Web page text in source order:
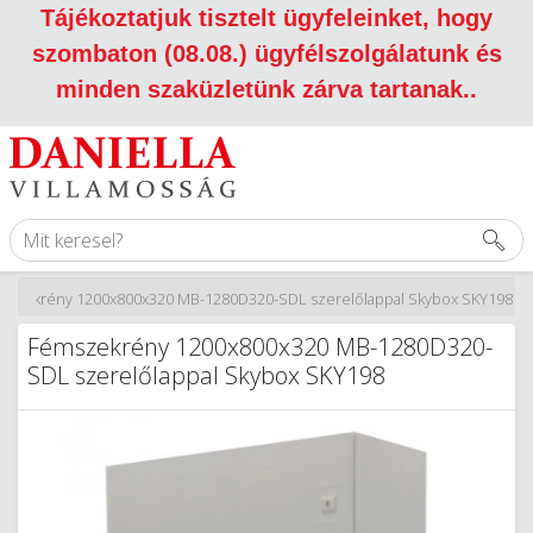
Tájékoztatjuk tisztelt ügyfeleinket, hogy
szombaton (08.08.) ügyfélszolgálatunk és
minden szaküzletünk zárva tartanak..
1200x800x320 MB-1280D320-SDL szerelőlappal Skybox SKY198
Fémszekrény 1200x800x320 MB-1280D320-
SDL szerelőlappal Skybox SKY198